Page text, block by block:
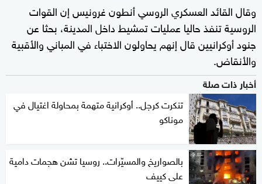
وقال القائد العسكري الروسي أنطون غرونيس إن القوات
الروسية تنفذ حاليا عمليات تمشيط داخل المدينة، بحثا عن
جنود أوكرانيين قال إنهم يحاولون الاختباء في المباني والأقبية
والأنقاض.
أخبار ذات صلة
تنكرت كرجل.. أوكرانية متهمة بمحاولة اغتيال في
موناكو
بالصواريخ والمسيّرات.. روسيا تشن هجمات دامية
على كييف